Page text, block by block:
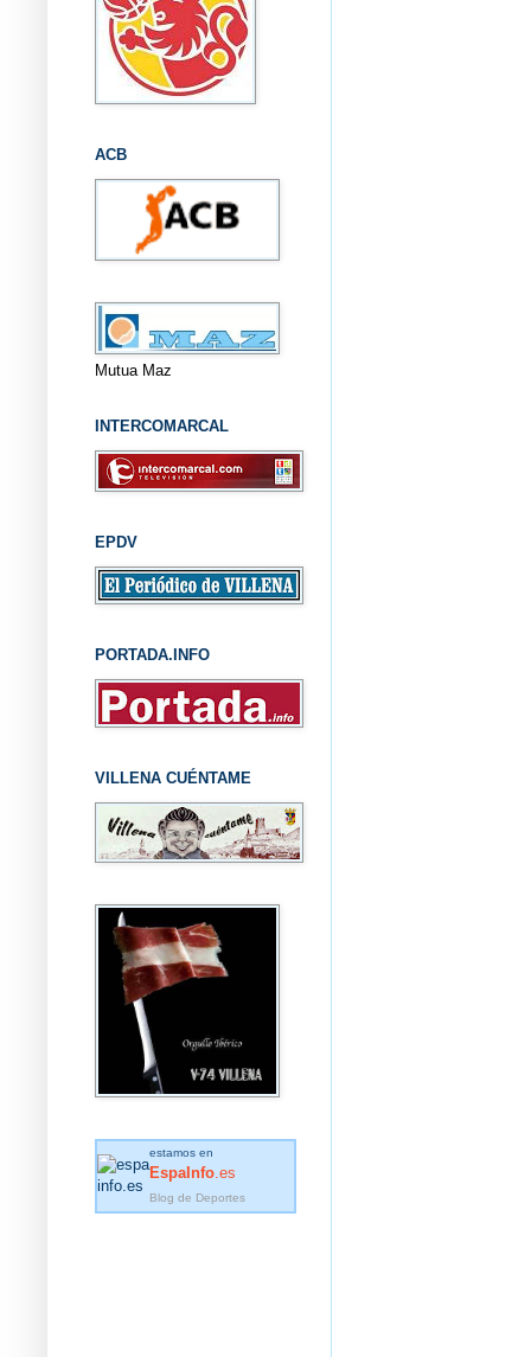
ACB
Mutua Maz
INTERCOMARCAL
EPDV
PORTADA.INFO
VILLENA CUÉNTAME
estamos en
EspaInfo .es
Blog de Deportes